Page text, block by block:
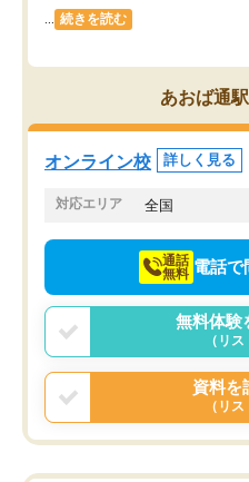
続きを読む
あおば通
オンライン校 詳しく見る
対応エリア 全国
通話
無料 電話で
無料体験
（リ
資料を
（リ